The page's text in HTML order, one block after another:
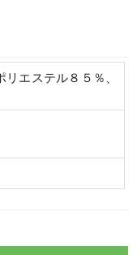
エステル８５％、